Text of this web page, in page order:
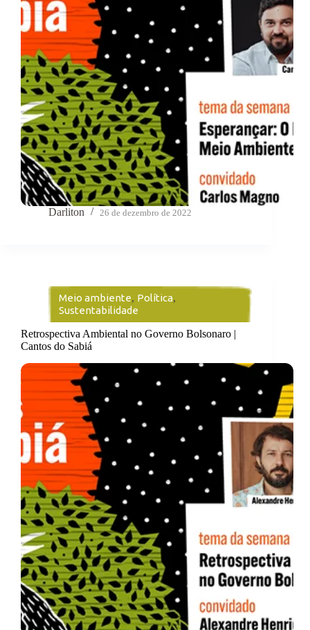
Darliton 26 de dezembro de 2022
Meio ambiente, Política,
Sustentabilidade
Retrospectiva Ambiental no Governo Bolsonaro |
Cantos do Sabiá